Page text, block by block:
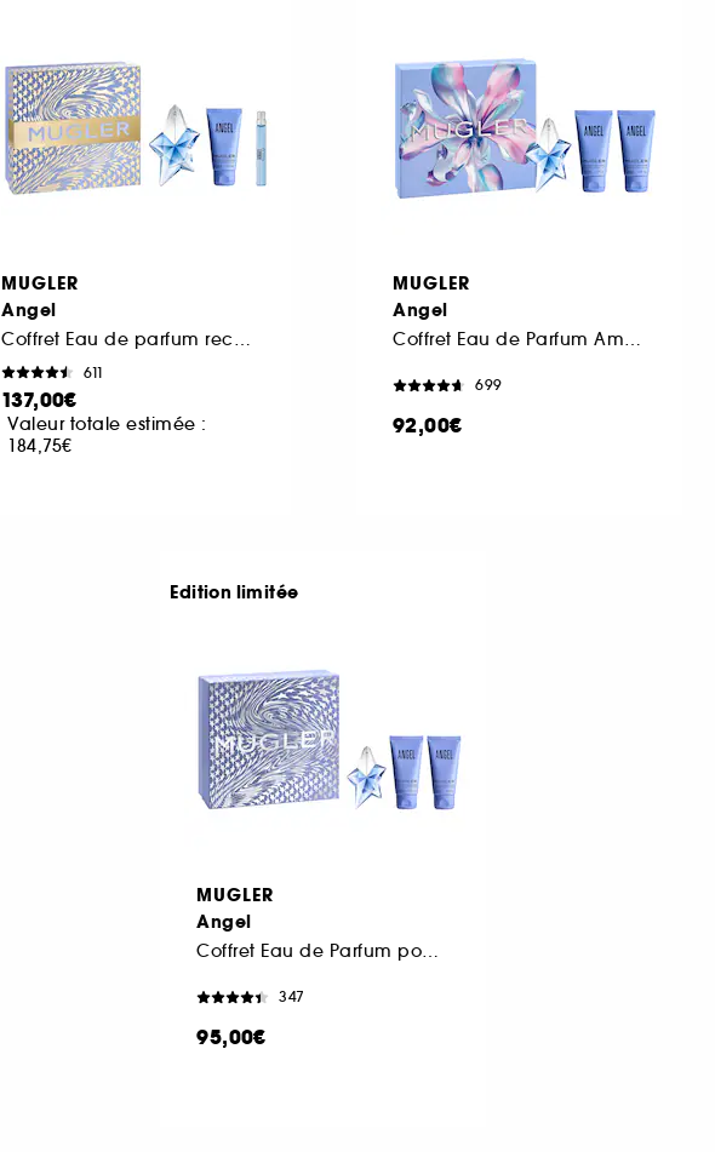
MUGLER
Angel
Coffret Eau de parfum rechargeable pour femme
611
137,00€
Valeur totale estimée :
184,75€
MUGLER
Angel
Coffret Eau de Parfum Ambrée Gourmande pour Femme
699
92,00€
MUGLER
Angel
Coffret Eau de Parfum pour Femme
347
95,00€
Edition limitée